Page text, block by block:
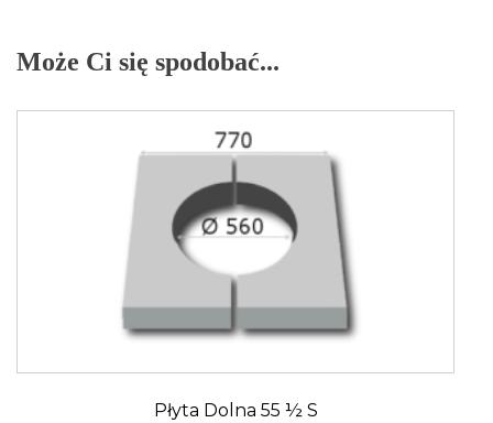
Może Ci się spodobać...
Płyta Dolna 55 ½ S